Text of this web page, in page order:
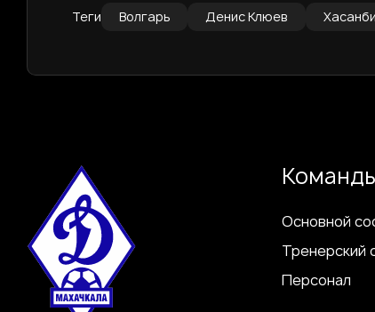
Теги Волгарь Денис Клюев
Основной
Тренерский
Персонал